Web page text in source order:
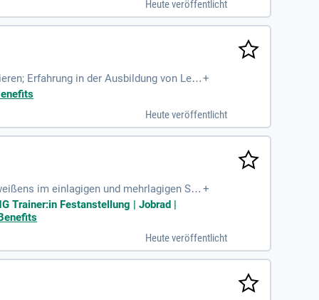
Heute veröffentlicht
Erfahrung in der Ausbildung von Lehr+
Heute veröffentlicht
im einlagigen und mehrlagigen Sch
und praktisches Schweißen
+
Trainer:in Festanstellung | Jobrad |
Heute veröffentlicht